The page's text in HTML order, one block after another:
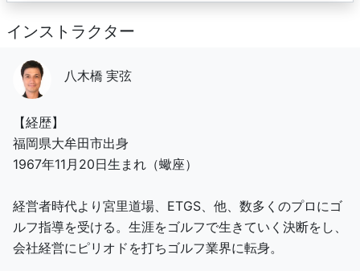
インストラクター
八木橋 実弦
【経歴】
福岡県大牟田市出身
1967年11月20日生まれ（蠍座）
経営者時代より宮里道場、ETGS、他、数多くのプロにゴ
ルフ指導を受ける。生涯をゴルフで生きていく決断をし、
会社経営にピリオドを打ちゴルフ業界に転身。